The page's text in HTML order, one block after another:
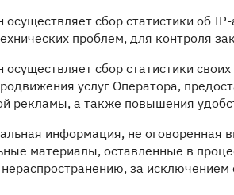
осуществляет сбор статистики об
проблем, для контроля
осуществляет сбор статистики
услуг Оператора,
рекламы, а также повышения
информация, не оговоренная
материалы, оставленные в
за